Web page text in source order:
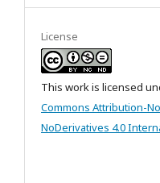
License
This work is licensed
Commons Attribution-
NoDerivatives 4.0